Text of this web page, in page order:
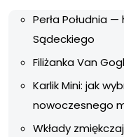
Perła Południa
Sądeckiego
Filiżanka Van
Karlik Mini: jak
nowoczesnego
Wkłady